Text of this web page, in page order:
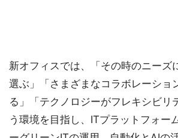
新オフィスでは、「その時のニーズ
選ぶ」「さまざまなコラボレーショ
る」「テクノロジーがフレキシビリ
う環境を目指し、ITプラットフォー